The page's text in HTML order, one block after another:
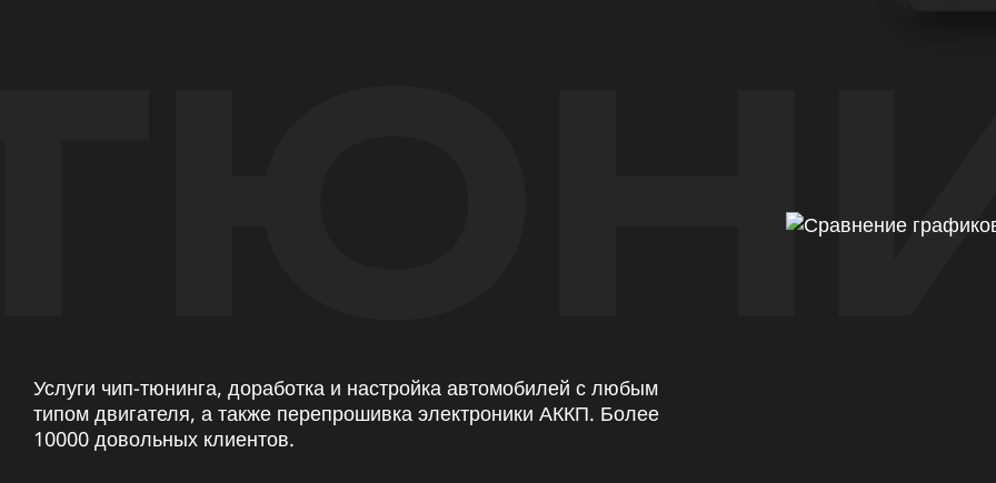
Услуги чип-тюнинга, доработка и настройка автомобилей с любым
типом двигателя, а также перепрошивка электроники АККП. Более
10000 довольных клиентов.